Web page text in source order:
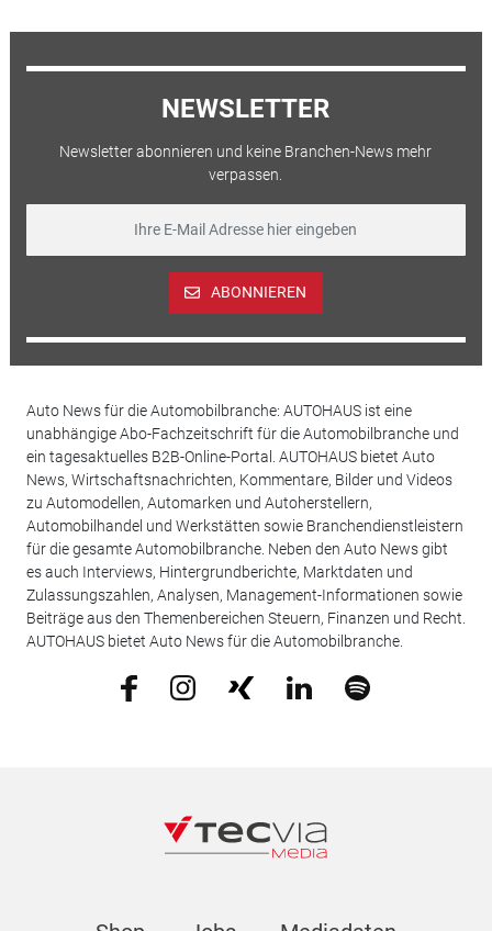
NEWSLETTER
Newsletter abonnieren und keine Branchen-News mehr
verpassen.
ABONNIEREN
Auto News für die Automobilbranche: AUTOHAUS ist eine
unabhängige Abo-Fachzeitschrift für die Automobilbranche und
ein tagesaktuelles B2B-Online-Portal. AUTOHAUS bietet Auto
News, Wirtschaftsnachrichten, Kommentare, Bilder und Videos
zu Automodellen, Automarken und Autoherstellern,
Automobilhandel und Werkstätten sowie Branchendienstleistern
für die gesamte Automobilbranche. Neben den Auto News gibt
es auch Interviews, Hintergrundberichte, Marktdaten und
Zulassungszahlen, Analysen, Management-Informationen sowie
Beiträge aus den Themenbereichen Steuern, Finanzen und Recht.
AUTOHAUS bietet Auto News für die Automobilbranche.